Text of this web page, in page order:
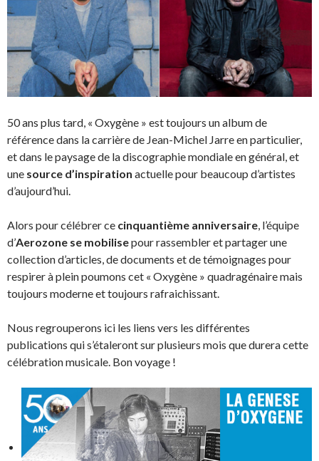
50 ans plus tard, « Oxygène » est toujours un album de
référence dans la carrière de Jean-Michel Jarre en particulier,
et dans le paysage de la discographie mondiale en général, et
une source d’inspiration actuelle pour beaucoup d’artistes
d’aujourd’hui.
Alors pour célébrer ce cinquantième anniversaire, l’équipe
d’Aerozone se mobilisepour rassembler et partager une
collection d’articles, de documents et de témoignages pour
respirer à plein poumons cet « Oxygène » quadragénaire mais
toujours moderne et toujours rafraichissant.
Nous regrouperons ici les liens vers les différentes
publications qui s’étaleront sur plusieurs mois que durera cette
célébration musicale. Bon voyage !